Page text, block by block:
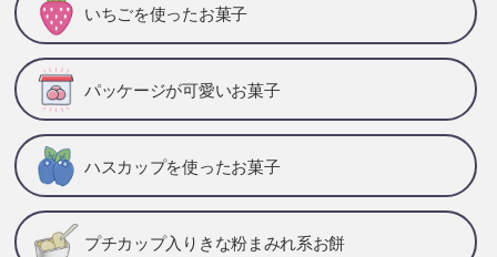
いちごを使ったお菓子
パッケージが可愛いお菓子
ハスカップを使ったお菓子
プチカップ入りきな粉まみれ系お餅